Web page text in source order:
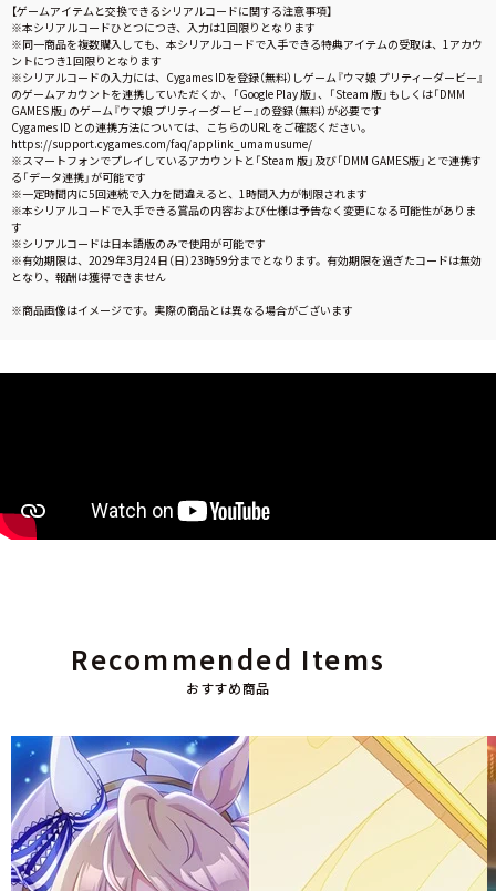
【ゲームアイテムと交換できるシリアルコードに関する注意事項】
※本シリアルコードひとつにつき、入力は1回限りとなります
※同一商品を複数購入しても、本シリアルコードで入手できる特典アイテムの受取は、1アカウ
ントにつき1回限りとなります
※シリアルコードの入力には、Cygames IDを登録（無料）しゲーム『ウマ娘 プリティーダービー』
のゲームアカウントを連携していただくか、「Google Play 版」、「Steam 版」もしくは「DMM
GAMES 版」のゲーム『ウマ娘 プリティーダービー』の登録（無料）が必要です
Cygames ID との連携方法については、こちらのURL をご確認ください。
https://support.cygames.com/faq/applink_umamusume/
※スマートフォンでプレイしているアカウントと「Steam 版」及び「DMM GAMES版」とで連携す
る「データ連携」が可能です
※一定時間内に5回連続で入力を間違えると、1時間入力が制限されます
※本シリアルコードで入手できる賞品の内容および仕様は予告なく変更になる可能性がありま
す
※シリアルコードは日本語版のみで使用が可能です
※有効期限は、2029年3月24日（日）23時59分までとなります。有効期限を過ぎたコードは無効
となり、報酬は獲得できません
※商品画像はイメージです。実際の商品とは異なる場合がございます
おすすめ商品
Recommended Items